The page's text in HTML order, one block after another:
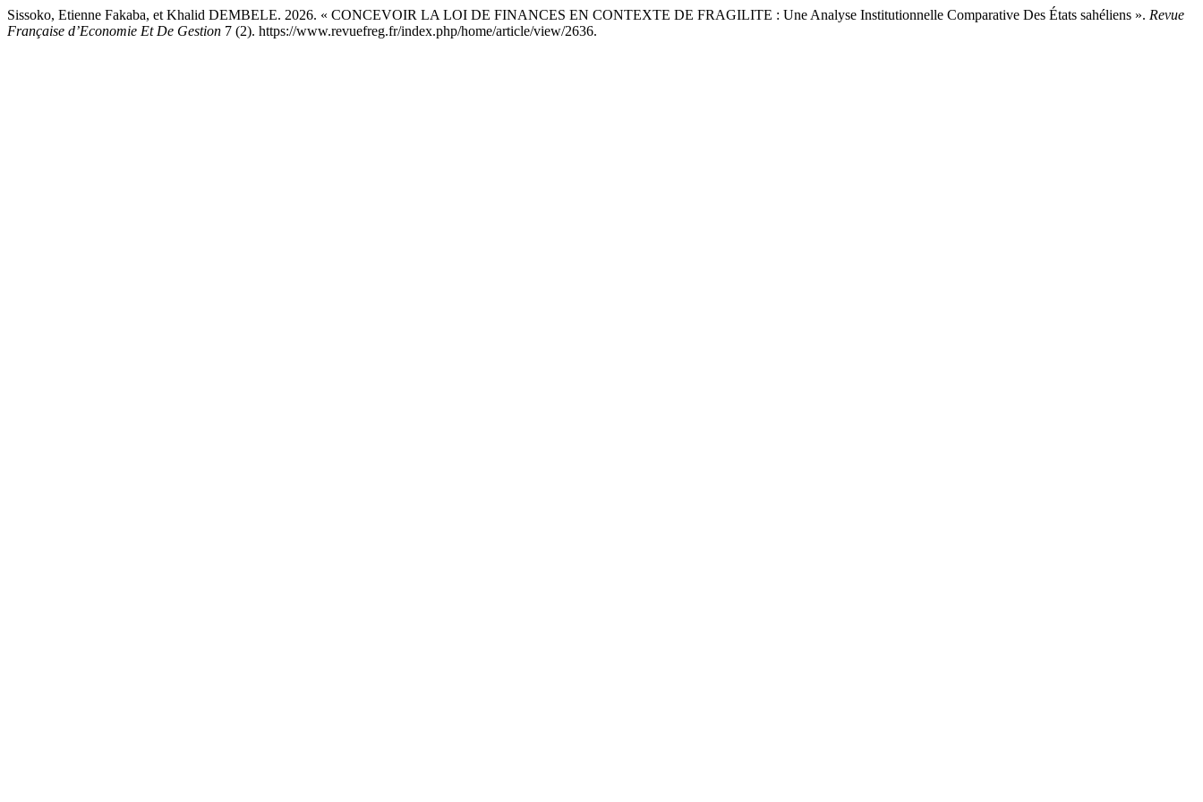
Sissoko, Etienne Fakaba, et Khalid DEMBELE. 2026. « CONCEVOIR LA LOI DE FINANCES EN CONTEXTE DE FRAGILITE : Une Analyse Institutionnelle Comparative Des États sahéliens ». Revue
Française d’Economie Et De Gestion 7 (2). https://www.revuefreg.fr/index.php/home/article/view/2636.